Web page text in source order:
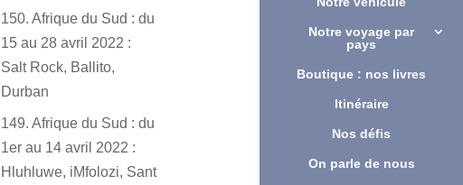
Notre voyage par
pays
Boutique : nos livres
Itinéraire
Nos défis
On parle de nous
150. Afrique du Sud : du
15 au 28 avril 2022 :
Salt Rock, Ballito,
Durban
149. Afrique du Sud : du
1er au 14 avril 2022 :
Hluhluwe, iMfolozi, Sant